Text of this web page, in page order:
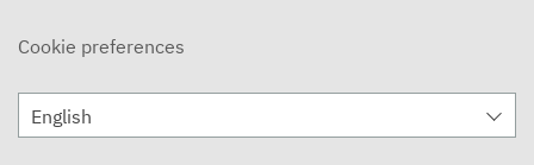
Cookie preferences
English